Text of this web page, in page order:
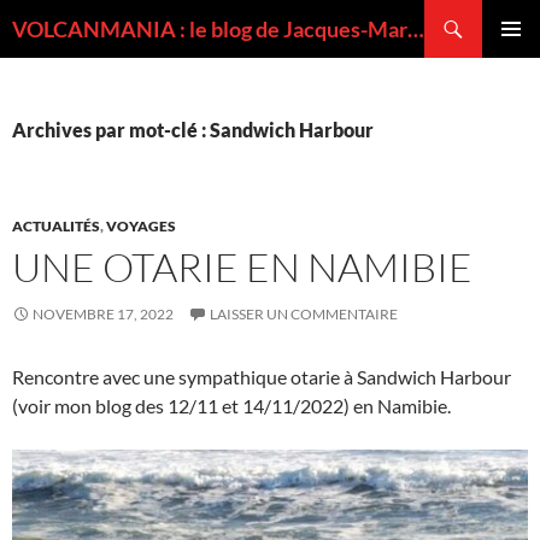
VOLCANMANIA : le blog de Jacques-Marie BARDINTZEFF, volcanologue
Archives par mot-clé : Sandwich Harbour
ACTUALITÉS,VOYAGES
UNE OTARIE EN NAMIBIE
NOVEMBRE 17, 2022 LAISSER UN COMMENTAIRE
Rencontre avec une sympathique otarie à Sandwich Harbour
(voir mon blog des 12/11 et 14/11/2022) en Namibie.